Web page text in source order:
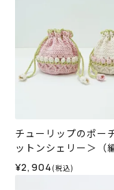
チューリップのポー
ットンシェリー＞（
材料セット）
¥2,904 (税込)